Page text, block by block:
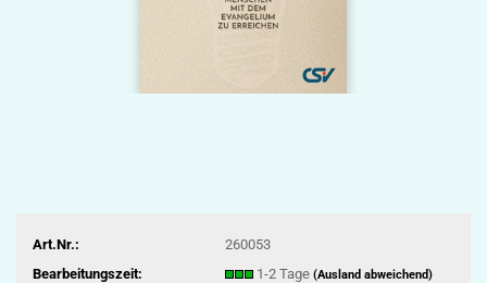
Art.Nr.:
260053
Bearbeitungszeit:
1-2 Tage (Ausland abweichend)